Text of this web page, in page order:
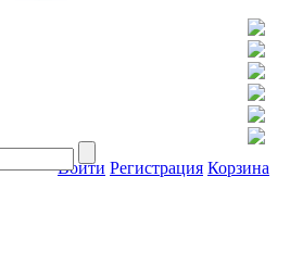
Войти Регистрация Корзина